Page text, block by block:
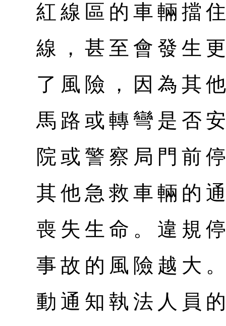
紅線區的車輛擋
線，甚至會發生
了風險，因為其
馬路或轉彎是否
院或警察局門前
其他急救車輛的
喪失生命。違規
事故的風險越大
動通知執法人員